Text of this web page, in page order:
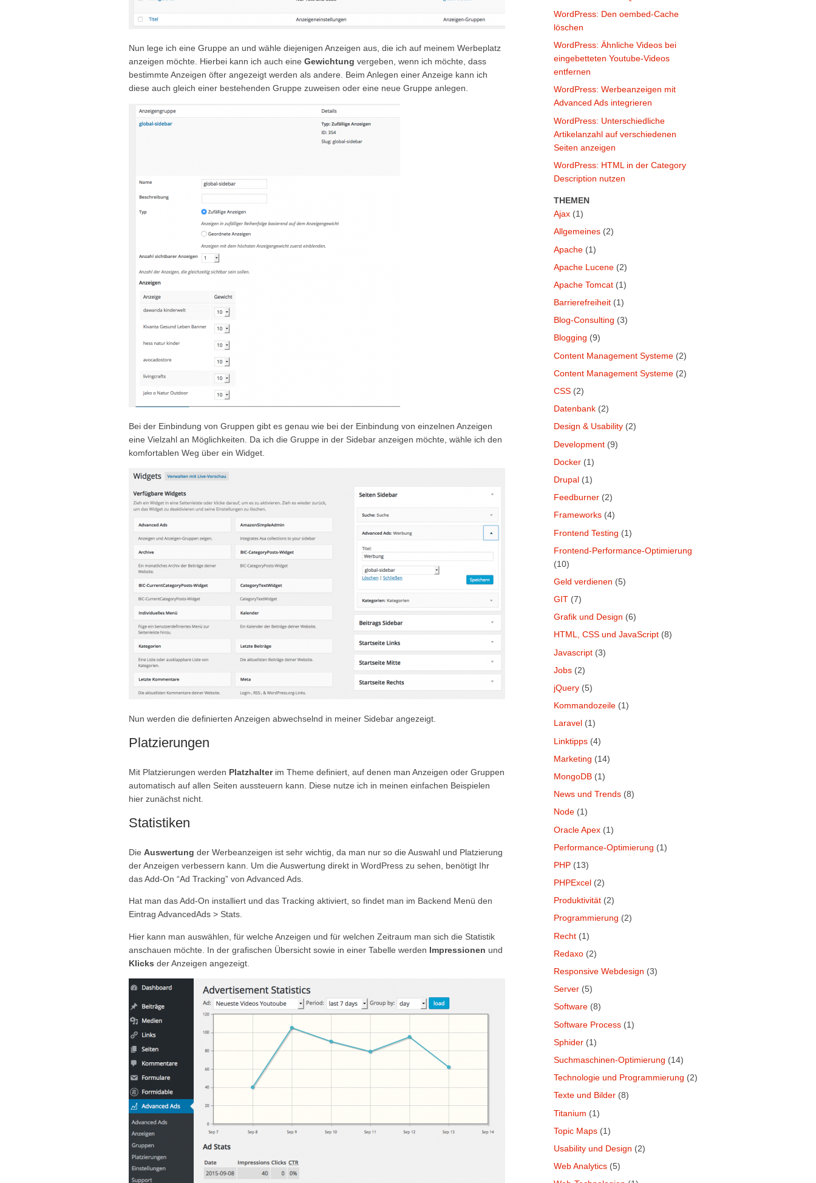
Nun lege ich eine Gruppe an und wähle diejenigen Anzeigen aus, die ich auf meinem Werbeplatz
anzeigen möchte. Hierbei kann ich auch eine Gewichtung vergeben, wenn ich möchte, dass
bestimmte Anzeigen öfter angezeigt werden als andere. Beim Anlegen einer Anzeige kann ich
diese auch gleich einer bestehenden Gruppe zuweisen oder eine neue Gruppe anlegen.
Bei der Einbindung von Gruppen gibt es genau wie bei der Einbindung von einzelnen Anzeigen
eine Vielzahl an Möglichkeiten. Da ich die Gruppe in der Sidebar anzeigen möchte, wähle ich den
komfortablen Weg über ein Widget.
Nun werden die definierten Anzeigen abwechselnd in meiner Sidebar angezeigt.
Platzierungen
Mit Platzierungen werden Platzhalterim Theme definiert, auf denen man Anzeigen oder Gruppen
automatisch auf allen Seiten aussteuern kann. Diese nutze ich in meinen einfachen Beispielen
hier zunächst nicht.
Statistiken
Die Auswertung der Werbeanzeigen ist sehr wichtig, da man nur so die Auswahl und Platzierung
der Anzeigen verbessern kann. Um die Auswertung direkt in WordPress zu sehen, benötigt Ihr
das Add-On “Ad Tracking” von Advanced Ads.
Hat man das Add-On installiert und das Tracking aktiviert, so findet man im Backend Menü den
Eintrag AdvancedAds > Stats.
Hier kann man auswählen, für welche Anzeigen und für welchen Zeitraum man sich die Statistik
anschauen möchte. In der grafischen Übersicht sowie in einer Tabelle werden Impressionen und
Klicks der Anzeigen angezeigt.
WordPress: Den oembed-Cache
löschen
WordPress: Ähnliche Videos bei
eingebetteten Youtube-Videos
entfernen
WordPress: Werbeanzeigen mit
Advanced Ads integrieren
WordPress: Unterschiedliche
Artikelanzahl auf verschiedenen
Seiten anzeigen
WordPress: HTML in der Category
Description nutzen
THEMEN
Ajax (1)
Allgemeines (2)
Apache (1)
Apache Lucene (2)
Apache Tomcat (1)
Barrierefreiheit (1)
Blog-Consulting (3)
Blogging (9)
Content Management Systeme (2)
Content Management Systeme (2)
CSS (2)
Datenbank (2)
Design & Usability (2)
Development (9)
Docker (1)
Drupal (1)
Feedburner (2)
Frameworks (4)
Frontend Testing (1)
Frontend-Performance-Optimierung
(10)
Geld verdienen (5)
GIT (7)
Grafik und Design (6)
HTML, CSS und JavaScript (8)
Javascript (3)
Jobs (2)
jQuery (5)
Kommandozeile (1)
Laravel (1)
Linktipps (4)
Marketing (14)
MongoDB (1)
News und Trends (8)
Node (1)
Oracle Apex (1)
Performance-Optimierung (1)
PHP (13)
PHPExcel (2)
Produktivität (2)
Programmierung (2)
Recht (1)
Redaxo (2)
Responsive Webdesign (3)
Server (5)
Software (8)
Software Process (1)
Sphider (1)
Suchmaschinen-Optimierung (14)
Technologie und Programmierung (2)
Texte und Bilder (8)
Titanium (1)
Topic Maps (1)
Usability und Design (2)
Web Analytics (5)